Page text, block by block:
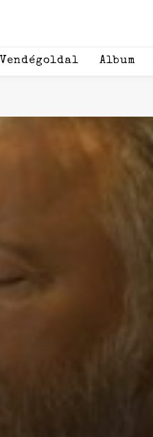
Vendégoldal Album